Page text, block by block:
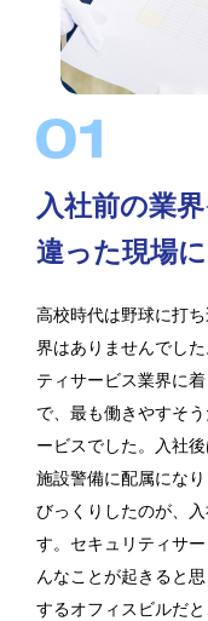
入社前の業
違った現場
高校時代は野球に打
界はありませんでし
ティサービス業界に
で、最も働きやすそ
ービスでした。入社
施設警備に配属になり
びっくりしたのが、
す。セキュリティサ
んなことが起きると
するオフィスビルだ